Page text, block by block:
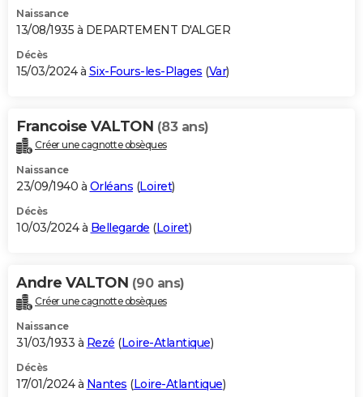
Naissance
13/08/1935 à DEPARTEMENT D'ALGER
Décès
15/03/2024 à Six-Fours-les-Plages (Var)
Francoise VALTON (83 ans)
Créer une cagnotte obsèques
Naissance
23/09/1940 à Orléans (Loiret)
Décès
10/03/2024 à Bellegarde (Loiret)
Andre VALTON (90 ans)
Créer une cagnotte obsèques
Naissance
31/03/1933 à Rezé (Loire-Atlantique)
Décès
17/01/2024 à Nantes (Loire-Atlantique)